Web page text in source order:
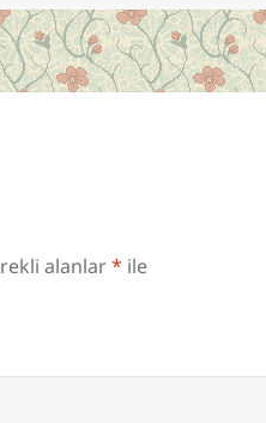
alanlar* ile